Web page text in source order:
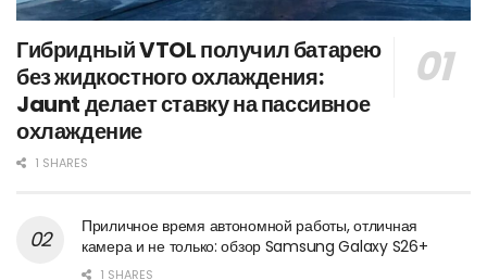
Гибридный VTOL получил батарею
без жидкостного охлаждения:
Jaunt делает ставку на пассивное
охлаждение
1 SHARES
Приличное время автономной работы, отличная
камера и не только: обзор Samsung Galaxy S26+
1 SHARES